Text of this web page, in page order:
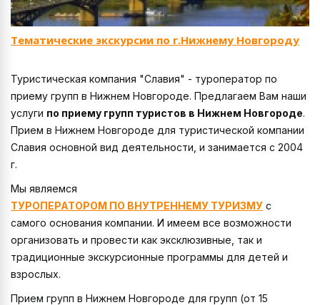
Тематические экскурсии по г.Нижнему Новгороду
Туристическая компания "Славия" - туроператор по
приему групп в Нижнем Новгороде. Предлагаем Вам наши
услуги по приему групп туристов в Нижнем Новгороде.
Прием в Нижнем Новгороде для туристической компании
Славия основной вид деятельности, и занимается с 2004
г.
Мы являемся
ТУРОПЕРАТОРОМ ПО ВНУТРЕННЕМУ ТУРИЗМУ с
самого основания компании. И имеем все возможности
организовать и провести как эксклюзивные, так и
традиционные экскурсионные программы для детей и
взрослых.
Прием групп в Нижнем Новгороде для групп (от 15